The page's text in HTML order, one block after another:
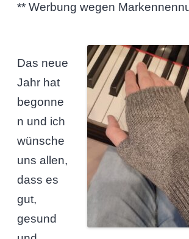
** Werbung wegen
Das neue
Jahr hat
begonne
n und ich
wünsche
uns allen,
dass es
gut,
gesund